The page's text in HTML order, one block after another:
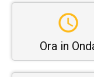
Ora in